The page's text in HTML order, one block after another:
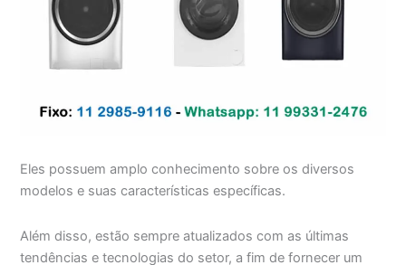
Eles possuem amplo conhecimento sobre os diversos
modelos e suas características específicas.
Além disso, estão sempre atualizados com as últimas
tendências e tecnologias do setor, a fim de fornecer um